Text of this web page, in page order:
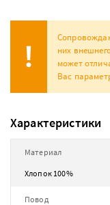
них
может
Вас
Характеристики
Материал
Хлопок 100%
Повод